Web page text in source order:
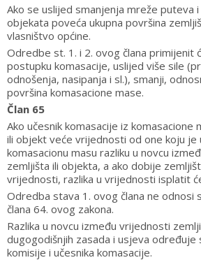
Ako se uslijed smanjenja mreže puteva i
objekata poveća ukupna površina
vlasništvo općine.
Odredbe st. 1. i 2. ovog člana primijenit
postupku komasacije, uslijed više sile
odnošenja, nasipanja i sl.), smanji,
površina komasacione mase.
Član 65
Ako učesnik komasacije iz
ili objekt veće vrijednosti od one koju je
komasacionu masu razliku u novcu
zemljišta ili objekta, a ako dobije
vrijednosti, razlika u vrijednosti isplatit
Odredba stava 1. ovog člana ne odnosi
člana 64. ovog zakona.
Razlika u novcu između vrijednosti
dugogodišnjih zasada i usjeva određuje
komisije i učesnika komasacije.